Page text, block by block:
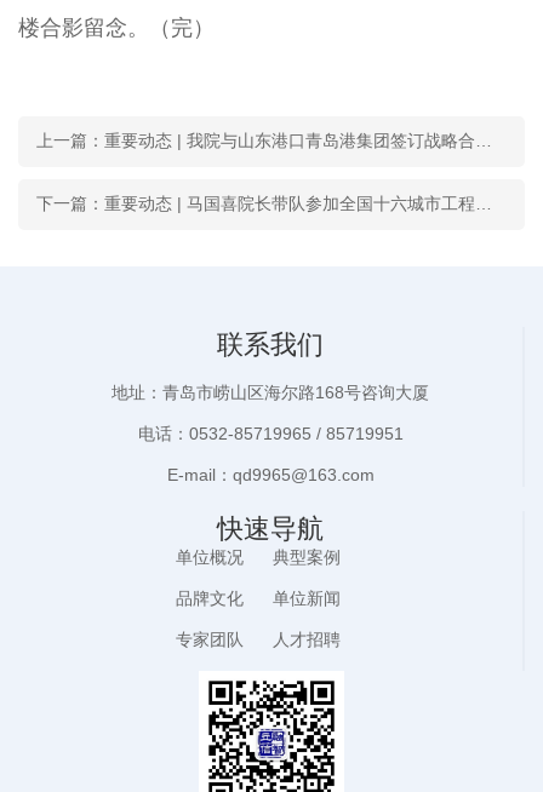
楼合影留念。（完）
联系我们
地址：青岛市崂山区海尔路168号咨询大厦
电话：0532-85719965 / 85719951
E-mail：qd9965@163.com
快速导航
单位概况 典型案例
品牌文化 单位新闻
专家团队 人才招聘